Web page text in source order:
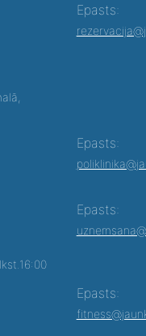
Epasts:
Epasts:
Epasts:
Epasts: